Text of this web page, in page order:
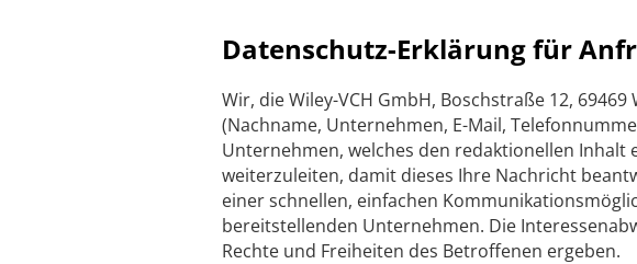
Datenschutz-Erklärung für
Wir, die Wiley-VCH GmbH, Boschstraße 12,
(Nachname, Unternehmen, E-Mail,
Unternehmen, welches den redaktionellen Inhalt
weiterzuleiten, damit dieses Ihre Nachricht
einer schnellen, einfachen
bereitstellenden Unternehmen. Die
Rechte und Freiheiten des Betroffenen ergeben.